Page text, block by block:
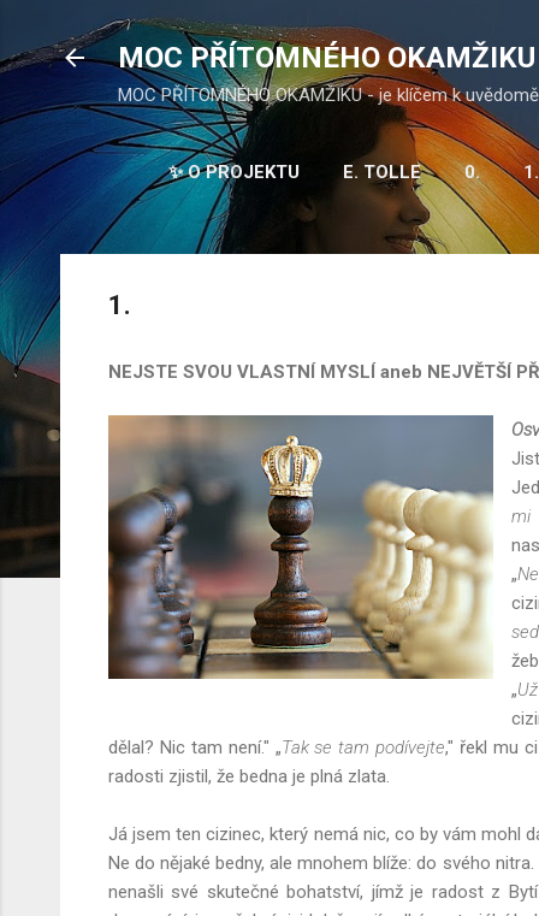
MOC PŘÍTOMNÉHO OKAMŽIKU
MOC PŘÍTOMNÉHO OKAMŽIKU - je klíčem k
✨ O PROJEKTU E. TOLLE 0. 1.
10.
1.
NEJSTE SVOU VLASTNÍ MYSLÍ aneb NEJVĚTŠÍ
mi
„
„
dělal? Nic tam není." „Tak se tam podívejte," řekl mu
radosti zjistil, že bedna je plná zlata.
Já jsem ten cizinec, který nemá nic, co by vám mohl
Ne do nějaké bedny, ale mnohem blíže: do svého nitra.
nenašli své skutečné bohatství, jímž je radost z